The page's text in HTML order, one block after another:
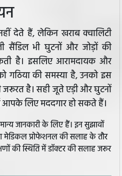
देते हैं, लेकिन खराब क्वालिटी
सैंडिल भी घुटनों और जोड़ों की
है। इसलिए आरामदायक और
गठिया की समस्या है, उनको इस
है। सही जूते एड़ी और घुटनों
लिए मददगार हो सकते हैं।
जानकारी के लिए हैं। इन सुझावों
मेडिकल प्रोफेशनल की सलाह के तौर
की स्थिति में डॉक्टर की सलाह जरूर